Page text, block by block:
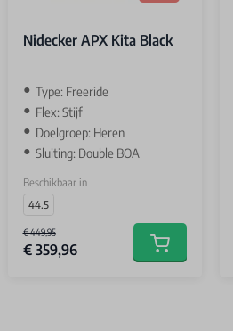
Nidecker APX Kita Black
Type: Freeride
Flex: Stijf
Doelgroep: Heren
Sluiting: Double BOA
Beschikbaar in
44.5
€ 449,95
€ 359,96 Add to cart